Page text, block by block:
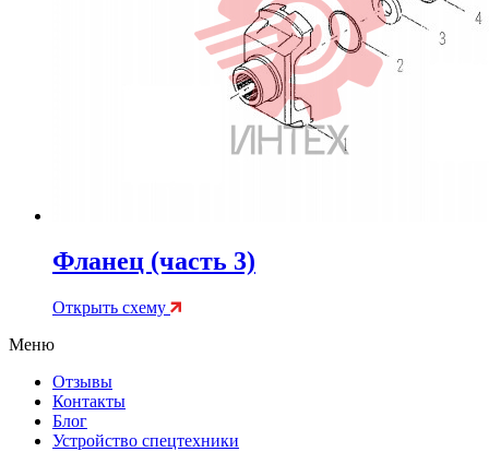
Фланец (часть 3)
Открыть схему
Меню
Отзывы
Контакты
Блог
Устройство спецтехники